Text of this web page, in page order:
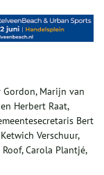
Gordon, Marijn van
Herbert Raat,
Bert
Verschuur,
Carola Plantjé,